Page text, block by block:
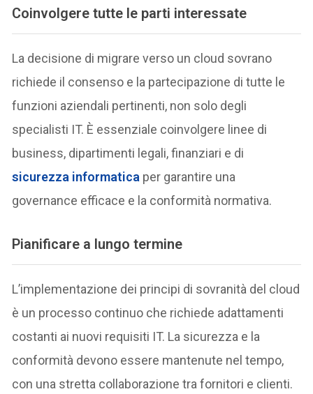
Coinvolgere tutte le parti interessate
La decisione di migrare verso un cloud sovrano
richiede il consenso e la partecipazione di tutte le
funzioni aziendali pertinenti, non solo degli
specialisti IT. È essenziale coinvolgere linee di
business, dipartimenti legali, finanziari e di
sicurezza informatica per garantire una
governance efficace e la conformità normativa.
Pianificare a lungo termine
L’implementazione dei principi di sovranità del cloud
è un processo continuo che richiede adattamenti
costanti ai nuovi requisiti IT. La sicurezza e la
conformità devono essere mantenute nel tempo,
con una stretta collaborazione tra fornitori e clienti.